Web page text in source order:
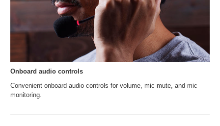
Onboard audio controls
Convenient onboard audio controls for volume, mic mute, and mic
monitoring.